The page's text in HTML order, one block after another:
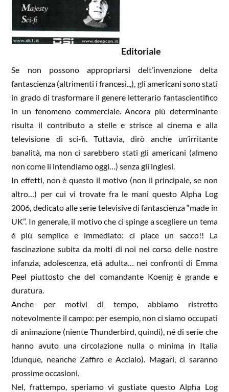
Editoriale
Se non possono appropriarsidelt’invenzione delta
fantascienza (altrimenti i francesi..,), gli americani sono stati
in grado di trasformare il genere letterario fantascientifico
in un fenomeno commerciale. Ancora più determinante
risulta il contributo a stelle e strisce al cinema e alla
televisione di sci-fi. Tuttavia, dirò anche un’irritante
banalità, ma non ci sarebbero stati gli americani (almeno
non come li intendiamo oggi…) senza gli inglesi.
In effetti, non è questo il motivo (non il principale, se non
altro…) per cui vi trovate fra le mani questo AlphaLog
2006, dedicato alle serie televisive di fantascienza “made in
UK”. In generale, il motivo che ci spinge a scegliere un tema
è più semplice e immediato: ci piace un sacco!! La
fascinazione subita da molti di noi nel corso delle nostre
infanzia, adolescenza, età adulta… nei confronti di Emma
Peel piuttosto che del comandante Koenigè grande e
duratura.
Anche per motivi di tempo, abbiamo ristretto
notevolmente il campo: per esempio, non ci siamo occupati
di animazione (niente Thunderbird , quindi), né di serie che
hanno avuto una circolazione nulla o minima in Italia
(dunque, neanche Zaffiro e Acciaio). Magari, ci saranno
prossime occasioni.
Nel, frattempo, speriamo vi gustiate questo Alpha Log